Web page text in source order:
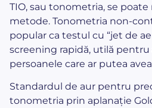
TIO, sau tonometria, se
metode. Tonometria non-
popular ca testul cu “jet de
screening rapidă, utilă
persoanele care ar putea
Standardul de aur pentru
tonometria prin aplanație